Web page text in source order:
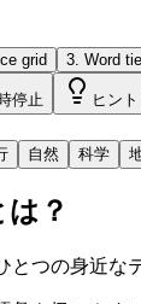
grid 3 Word
停止 ヒン
自然 科学
？
とつの身近な